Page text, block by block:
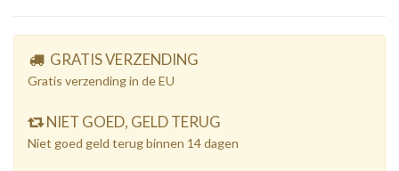
GRATIS VERZENDING
Gratis verzending in de EU
NIET GOED, GELD TERUG
Niet goed geld terug binnen 14 dagen